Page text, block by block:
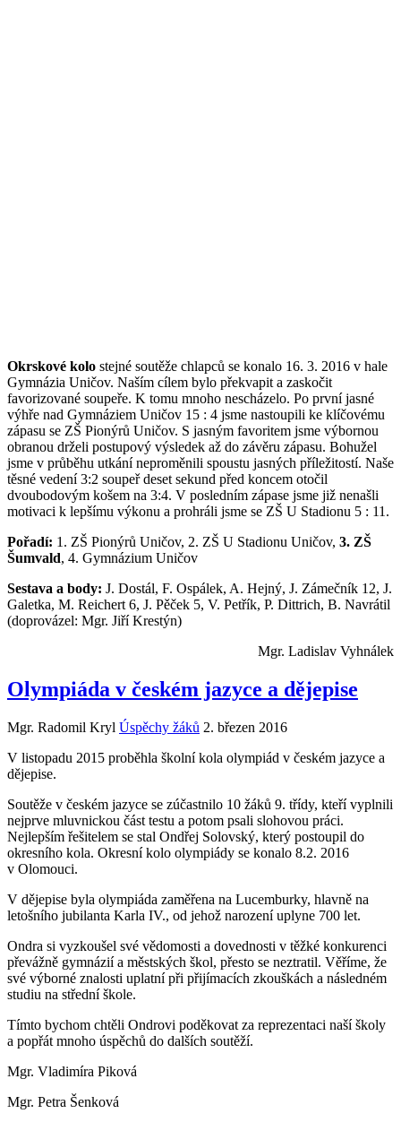
Okrskové kolo stejné soutěže chlapců se konalo 16. 3. 2016 v hale
Gymnázia Uničov. Naším cílem bylo překvapit a zaskočit
favorizované soupeře. K tomu mnoho nescházelo. Po první jasné
výhře nad Gymnáziem Uničov 15 : 4 jsme nastoupili ke klíčovému
zápasu se ZŠ Pionýrů Uničov. S jasným favoritem jsme výbornou
obranou drželi postupový výsledek až do závěru zápasu. Bohužel
jsme v průběhu utkání neproměnili spoustu jasných příležitostí. Naše
těsné vedení 3:2 soupeř deset sekund před koncem otočil
dvoubodovým košem na 3:4. V posledním zápase jsme již nenašli
motivaci k lepšímu výkonu a prohráli jsme se ZŠ U Stadionu 5 : 11.
Pořadí: 1. ZŠ Pionýrů Uničov, 2. ZŠ U Stadionu Uničov, 3. ZŠ
Šumvald, 4. Gymnázium Uničov
Sestava a body: J. Dostál, F. Ospálek, A. Hejný, J. Zámečník 12, J.
Galetka, M. Reichert 6, J. Pěček 5, V. Petřík, P. Dittrich, B. Navrátil
(doprovázel: Mgr. Jiří Krestýn)
Mgr. Ladislav Vyhnálek
Olympiáda v českém jazyce a dějepise
Mgr. Radomil Kryl Úspěchy žáků 2. březen 2016
V listopadu 2015 proběhla školní kola olympiád v českém jazyce a
dějepise.
Soutěže v českém jazyce se zúčastnilo 10 žáků 9. třídy, kteří vyplnili
nejprve mluvnickou část testu a potom psali slohovou práci.
Nejlepším řešitelem se stal Ondřej Solovský, který postoupil do
okresního kola. Okresní kolo olympiády se konalo 8.2. 2016
v Olomouci.
V dějepise byla olympiáda zaměřena na Lucemburky, hlavně na
letošního jubilanta Karla IV., od jehož narození uplyne 700 let.
Ondra si vyzkoušel své vědomosti a dovednosti v těžké konkurenci
převážně gymnázií a městských škol, přesto se neztratil. Věříme, že
své výborné znalosti uplatní při přijímacích zkouškách a následném
studiu na střední škole.
Tímto bychom chtěli Ondrovi poděkovat za reprezentaci naší školy
a popřát mnoho úspěchů do dalších soutěží.
Mgr. Vladimíra Piková
Mgr. Petra Šenková